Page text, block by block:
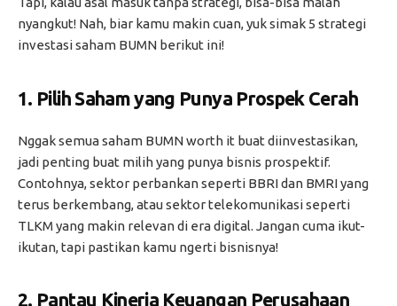
nyangkut! Nah, biar kamu makin cuan, yuk simak 5 strategi
investasi saham BUMN berikut ini!
1. Pilih Saham yang Punya Prospek Cerah
Nggak semua saham BUMN worth it buat diinvestasikan,
jadi penting buat milih yang punya bisnis prospektif.
Contohnya, sektor perbankan seperti BBRI dan BMRI yang
terus berkembang, atau sektor telekomunikasi seperti
TLKM yang makin relevan di era digital. Jangan cuma ikut-
ikutan, tapi pastikan kamu ngerti bisnisnya!
2. Pantau Kinerja Keuangan Perusahaan